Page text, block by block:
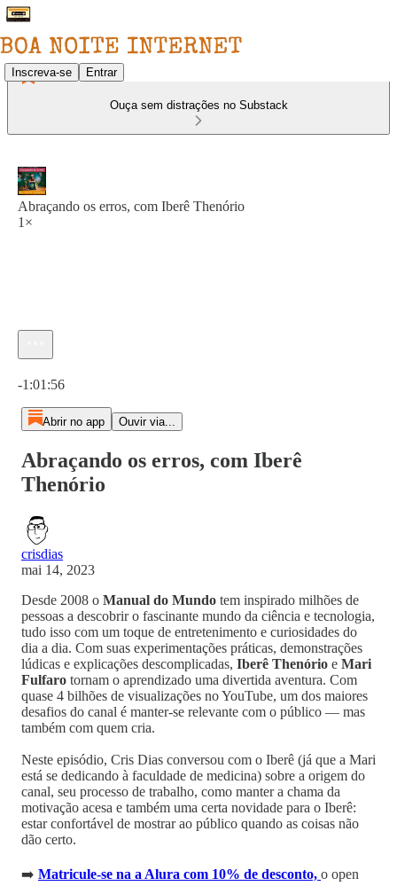
Inscreva-se Entrar
Ouça sem distrações no Substack
Abraçando os erros, com Iberê Thenório
1×
-1:01:56
Abrir no app Ouvir via...
Abraçando os erros, com Iberê
Thenório
crisdias
mai 14, 2023
Desde 2008 o Manual do Mundo tem inspirado milhões de
pessoas a descobrir o fascinante mundo da ciência e tecnologia,
tudo isso com um toque de entretenimento e curiosidades do
dia a dia. Com suas experimentações práticas, demonstrações
lúdicas e explicações descomplicadas, Iberê Thenório e Mari
Fulfaro tornam o aprendizado uma divertida aventura. Com
quase 4 bilhões de visualizações no YouTube, um dos maiores
desafios do canal é manter-se relevante com o público — mas
também com quem cria.
Neste episódio, Cris Dias conversou com o Iberê (já que a Mari
está se dedicando à faculdade de medicina) sobre a origem do
canal, seu processo de trabalho, como manter a chama da
motivação acesa e também uma certa novidade para o Iberê:
estar confortável de mostrar ao público quando as coisas não
dão certo.
➡️ Matricule-se na a Alura com 10% de desconto, o open